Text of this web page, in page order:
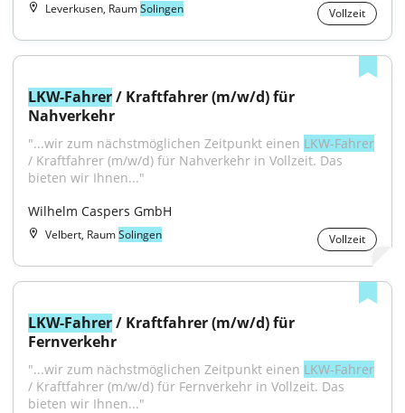
Leverkusen, RaumSolingen Vollzeit
LKW-Fahrer / Kraftfahrer (m/w/d) für
Nahverkehr
"...wir zum nächstmöglichen Zeitpunkt einen LKW-Fahrer
/ Kraftfahrer (m/w/d) für Nahverkehr in Vollzeit. Das
bieten wir Ihnen..."
Wilhelm Caspers GmbH
Velbert, RaumSolingen Vollzeit
LKW-Fahrer / Kraftfahrer (m/w/d) für
Fernverkehr
"...wir zum nächstmöglichen Zeitpunkt einen LKW-Fahrer
/ Kraftfahrer (m/w/d) für Fernverkehr in Vollzeit. Das
bieten wir Ihnen..."